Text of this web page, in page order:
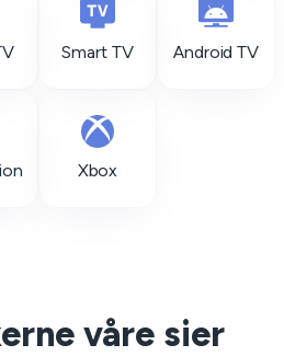
Smart TV Android TV
Xbox
våre sier